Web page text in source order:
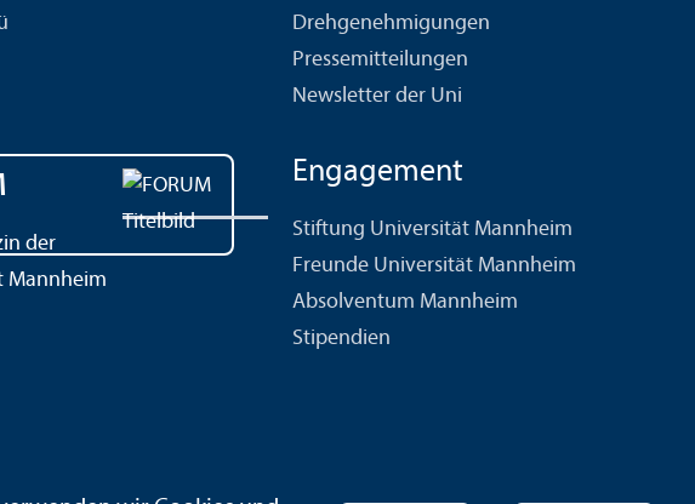
Drehgenehmigungen
Pressemitteilungen
Newsletter der Uni
der
Mannheim
Engagement
Stiftung Universität Mannheim
Freunde Universität Mannheim
Absolventum Mannheim
Stipendien